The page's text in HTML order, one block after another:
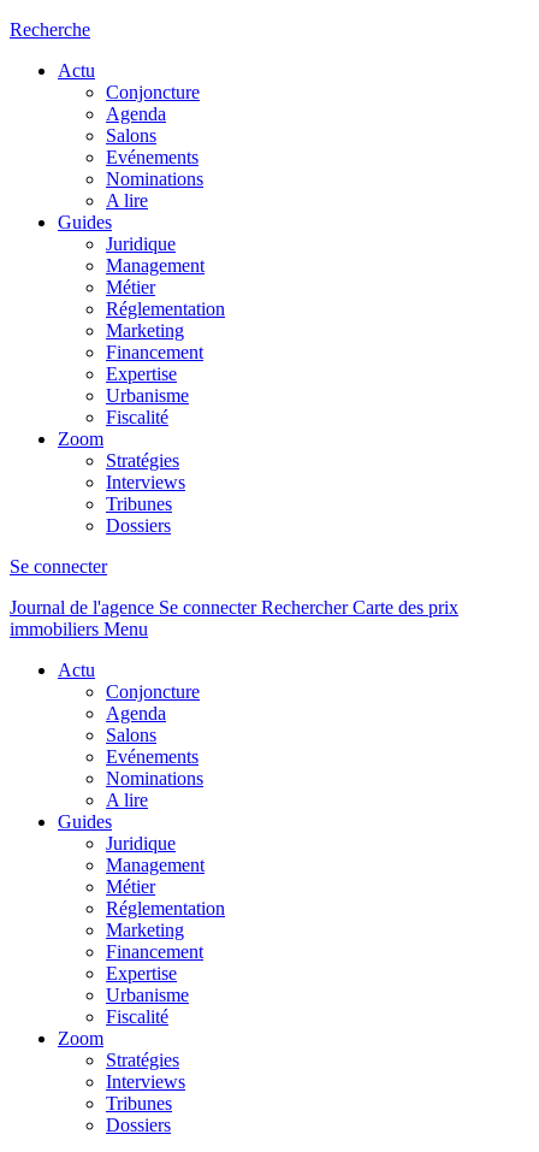
Recherche
Actu
Conjoncture
Agenda
Salons
Evénements
Nominations
A lire
Guides
Juridique
Management
Métier
Réglementation
Marketing
Financement
Expertise
Urbanisme
Fiscalité
Zoom
Stratégies
Interviews
Tribunes
Dossiers
Se connecter
Journal de l'agence Se connecterRechercher Carte des prix
immobiliers Menu
Actu
Conjoncture
Agenda
Salons
Evénements
Nominations
A lire
Guides
Juridique
Management
Métier
Réglementation
Marketing
Financement
Expertise
Urbanisme
Fiscalité
Zoom
Stratégies
Interviews
Tribunes
Dossiers